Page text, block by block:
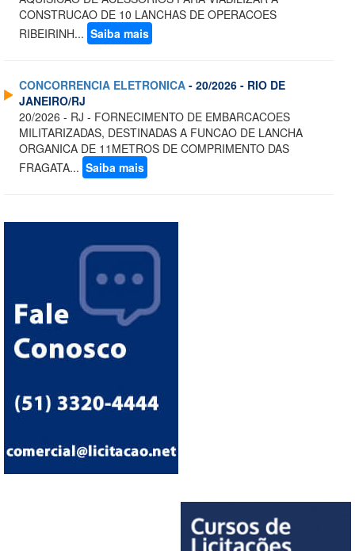
CONSTRUCAO DE 10 LANCHAS DE OPERACOES
RIBEIRINH... Saiba mais
CONCORRENCIA ELETRONICA - 20/2026 - RIO DE
JANEIRO/RJ
20/2026 - RJ - FORNECIMENTO DE EMBARCACOES
MILITARIZADAS, DESTINADAS A FUNCAO DE LANCHA
ORGANICA DE 11METROS DE COMPRIMENTO DAS
FRAGATA... Saiba mais